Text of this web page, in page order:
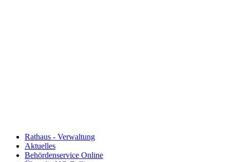
Rathaus - Verwaltung
Aktuelles
Behördenservice Online